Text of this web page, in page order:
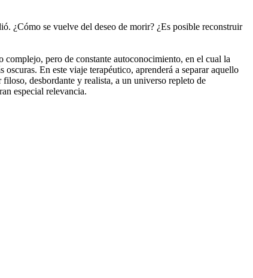
¿Cómo se vuelve del deseo de morir? ¿Es posible reconstruir
pero de constante autoconocimiento, en el cual la
En este viaje terapéutico, aprenderá a separar aquello
desbordante y realista, a un universo repleto de
especial relevancia.